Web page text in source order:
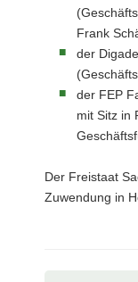
Frank
der
der FEP
mit Sitz in
Der Freistaat
Zuwendung in